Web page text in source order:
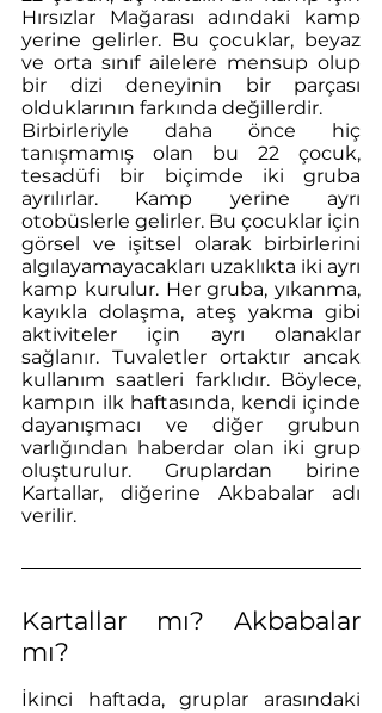
Hırsızlar Mağarası adındaki kamp
yerine gelirler. Bu çocuklar, beyaz
ve orta sınıf ailelere mensup olup
bir dizi deneyinin bir parçası
olduklarının farkında değillerdir.
Birbirleriyle daha önce hiç
tanışmamış olan bu 22 çocuk,
tesadüfi bir biçimde iki gruba
ayrılırlar. Kamp yerine ayrı
otobüslerle gelirler. Bu çocuklar için
görsel ve işitsel olarak birbirlerini
algılayamayacakları uzaklıkta iki ayrı
kamp kurulur. Her gruba, yıkanma,
kayıkla dolaşma, ateş yakma gibi
aktiviteler için ayrı olanaklar
sağlanır. Tuvaletler ortaktır ancak
kullanım saatleri farklıdır. Böylece,
kampın ilk haftasında, kendi içinde
dayanışmacı ve diğer grubun
varlığından haberdar olan iki grup
oluşturulur. Gruplardan birine
Kartallar, diğerine Akbabalar adı
verilir.
Kartallar mı? Akbabalar
mı?
İkinci haftada, gruplar arasındaki